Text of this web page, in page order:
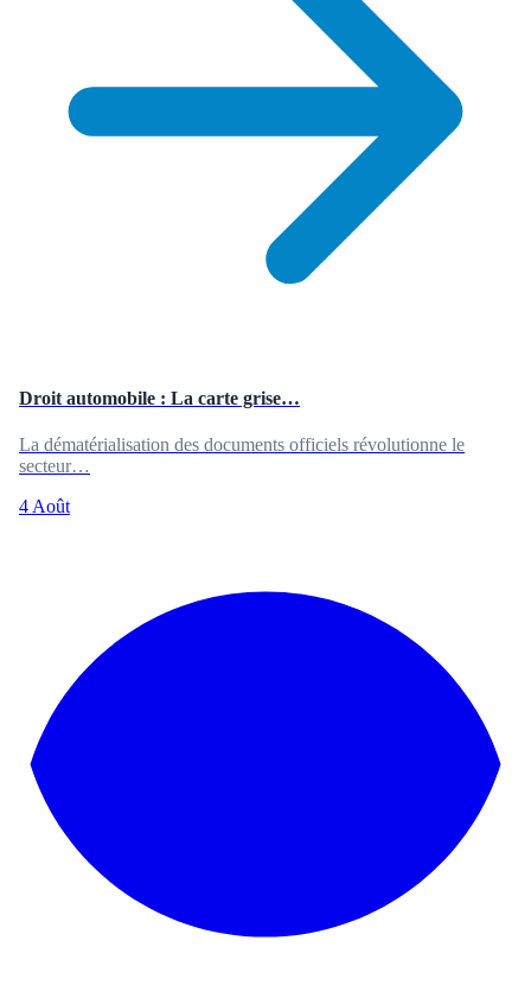
Droit automobile : La carte grise…
La dématérialisation des documents officiels révolutionne le
secteur…
4 Août